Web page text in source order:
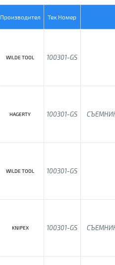
Производител Тех.Номер
WILDE TOOL 100301-GS
HAGERTY 100301-GS
WILDE TOOL 100301-GS
KNIPEX 100301-GS